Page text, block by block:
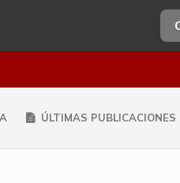
ÚLTIMAS PUBLICACIONES